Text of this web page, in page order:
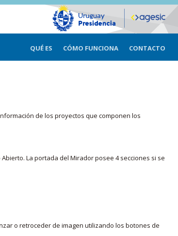
QUÉ ES CÓMO FUNCIONA CONTACTO
de los proyectos que componen los
La portada del Mirador posee 4 secciones si se
o retroceder de imagen utilizando los botones de